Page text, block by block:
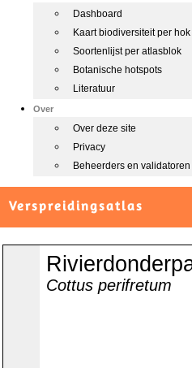
Dashboard
Kaart biodiversiteit per hok
Soortenlijst per atlasblok
Botanische hotspots
Literatuur
Over
Over deze site
Privacy
Beheerders en validatoren
Verspreidingsatlas